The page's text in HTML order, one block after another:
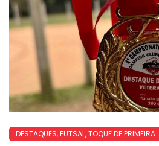
DESTAQUES,FUTSAL,TOQUE DE PRIMEIRA